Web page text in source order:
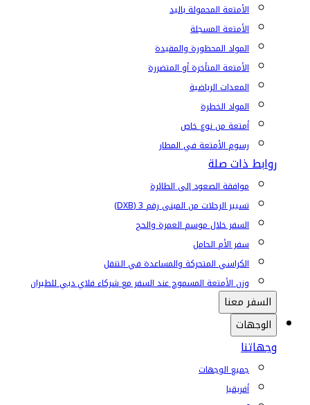
الأمتعة المحمولة باليد
الأمتعة المسجلة
المواد المحظورة والمقيدة
الأمتعة المتأخرة أو المتضررة
المعدات الرياضية
المواد الخطرة
أمتعة من نوع خاص
رسوم الأمتعة في المطار
روابط ذات صلة
موافقة الصعود إلى الطائرة
تسيير الرحلات من المبنى رقم 3 (DXB)
السفر خلال موسم العمرة والحج
سفر الأم الحامل
الكراسي المتحركة والمساعدة في التنقل
وزن الأمتعة المسموح عند السفر مع شركاء فلاي دبي للطيران
السفر معنا
الوجهات
وجهاتنا
جميع الوجهات
أفريقيا